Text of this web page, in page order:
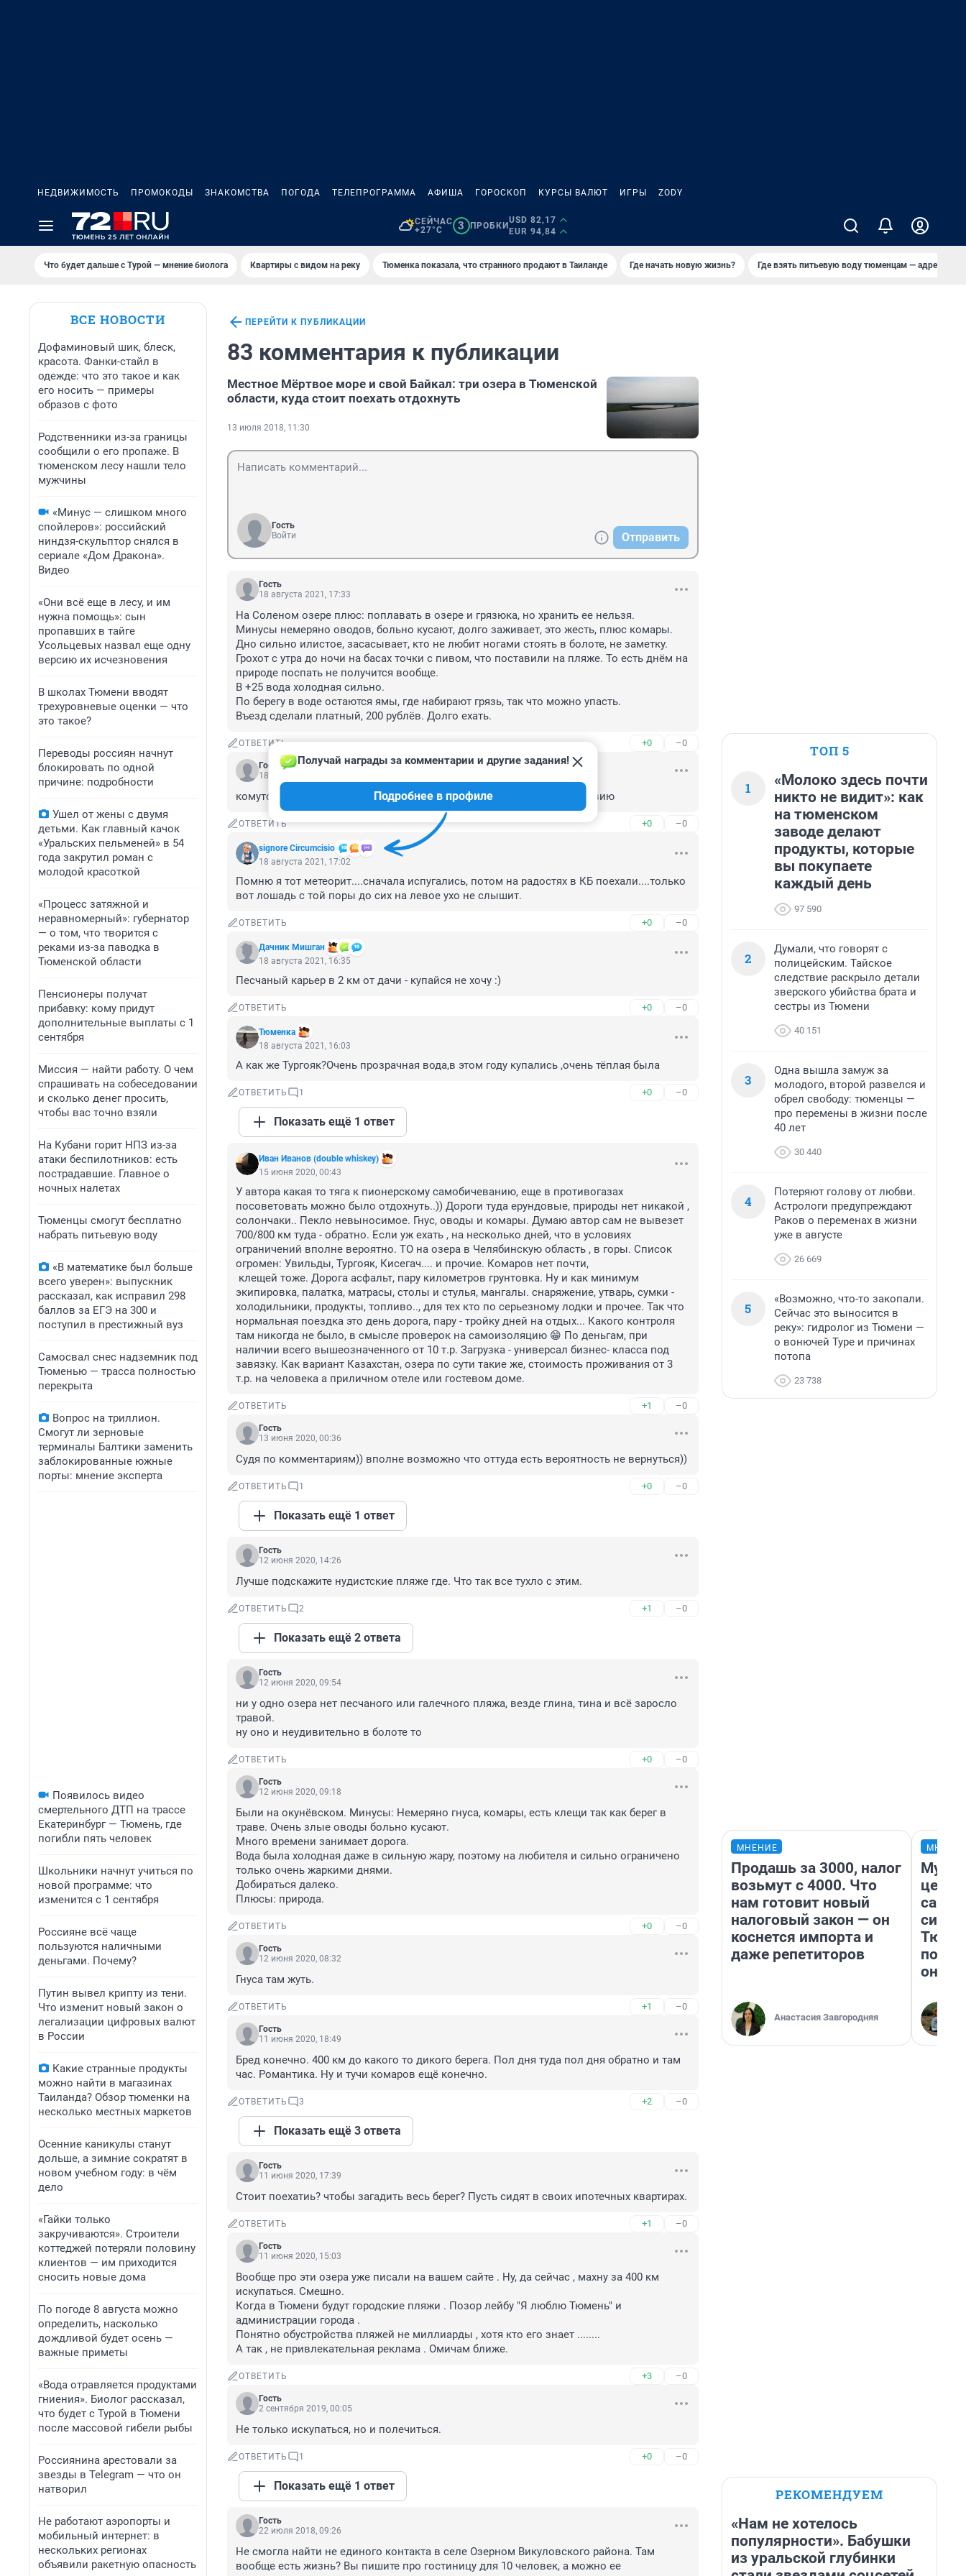
НЕДВИЖИМОСТЬ ПРОМОКОДЫ ЗНАКОМСТВА ПОГОДА ТЕЛЕПРОГРАММА АФИША ГОРОСКОП КУРСЫ ВАЛЮТ ИГРЫ ZODY
СЕЙЧАС
+27°C
3 ПРОБКИ
USD 82,17
EUR 94,84
Что будет дальше с Турой — мнение биолога Квартиры с видом на реку Тюменка показала, что странного продают в Таиланде Где начать новую жизнь? Где взять питьевую воду тюменцам — адреса
ВСЕ НОВОСТИ
Дофаминовый шик, блеск,
красота. Фанки-стайл в
одежде: что это такое и как
его носить — примеры
образов с фото
Родственники из-за границы
сообщили о его пропаже. В
тюменском лесу нашли тело
мужчины
«Минус — слишком много
спойлеров»: российский
ниндзя-скульптор снялся в
сериале «Дом Дракона».
Видео
«Они всё еще в лесу, и им
нужна помощь»: сын
пропавших в тайге
Усольцевых назвал еще одну
версию их исчезновения
В школах Тюмени вводят
трехуровневые оценки — что
это такое?
Переводы россиян начнут
блокировать по одной
причине: подробности
Ушел от жены с двумя
детьми. Как главный качок
«Уральских пельменей» в 54
года закрутил роман с
молодой красоткой
«Процесс затяжной и
неравномерный»: губернатор
— о том, что творится с
реками из-за паводка в
Тюменской области
Пенсионеры получат
прибавку: кому придут
дополнительные выплаты с 1
сентября
Миссия — найти работу. О чем
спрашивать на собеседовании
и сколько денег просить,
чтобы вас точно взяли
На Кубани горит НПЗ из-за
атаки беспилотников: есть
пострадавшие. Главное о
ночных налетах
Тюменцы смогут бесплатно
набрать питьевую воду
«В математике был больше
всего уверен»: выпускник
рассказал, как исправил 298
баллов за ЕГЭ на 300 и
поступил в престижный вуз
Самосвал снес надземник под
Тюменью — трасса полностью
перекрыта
Вопрос на триллион.
Смогут ли зерновые
терминалы Балтики заменить
заблокированные южные
порты: мнение эксперта
Появилось видео
смертельного ДТП на трассе
Екатеринбург — Тюмень, где
погибли пять человек
Школьники начнут учиться по
новой программе: что
изменится с 1 сентября
Россияне всё чаще
пользуются наличными
деньгами. Почему?
Путин вывел крипту из тени.
Что изменит новый закон о
легализации цифровых валют
в России
Какие странные продукты
можно найти в магазинах
Таиланда? Обзор тюменки на
несколько местных маркетов
Осенние каникулы станут
дольше, а зимние сократят в
новом учебном году: в чём
дело
«Гайки только
закручиваются». Строители
коттеджей потеряли половину
клиентов — им приходится
сносить новые дома
По погоде 8 августа можно
определить, насколько
дождливой будет осень —
важные приметы
«Вода отравляется продуктами
гниения». Биолог рассказал,
что будет с Турой в Тюмени
после массовой гибели рыбы
Россиянина арестовали за
звезды в Telegram — что он
натворил
Не работают аэропорты и
мобильный интернет: в
нескольких регионах
объявили ракетную опасность
ПЕРЕЙТИ К ПУБЛИКАЦИИ
83 комментария к публикации
Местное Мёртвое море и свой Байкал: три озера в Тюменской
области, куда стоит поехать отдохнуть
13 июля 2018, 11:30
Гость
Войти
Отправить
Гость
18 августа 2021, 17:33
На Соленом озере плюс: поплавать в озере и грязюка, но хранить ее нельзя.
Минусы немеряно оводов, больно кусают, долго заживает, это жесть, плюс комары.
Дно сильно илистое, засасывает, кто не любит ногами стоять в болоте, не заметку.
Грохот с утра до ночи на басах точки с пивом, что поставили на пляже. То есть днём на
природе поспать не получится вообще.
В +25 вода холодная сильно.
По берегу в воде остаются ямы, где набирают грязь, так что можно упасть.
Въезд сделали платный, 200 рублёв. Долго ехать.
ОТВЕТИТЬ +0 –0
Гость
18 августа 2021, 17:05
комуто полезно там купатся комуто нет надо смотреть по самочувствию
ОТВЕТИТЬ +0 –0
signore Сircumcisio
Получай награды за комментарии и другие задания!
Подробнее в профиле
18 августа 2021, 17:02
Помню я тот метеорит....сначала испугались, потом на радостях в КБ поехали....только
вот лошадь с той поры до сих на левое ухо не слышит.
ОТВЕТИТЬ +0 –0
Дачник Мишган
18 августа 2021, 16:35
Песчаный карьер в 2 км от дачи - купайся не хочу :)
ОТВЕТИТЬ +0 –0
Тюменка
18 августа 2021, 16:03
А как же Тургояк?Очень прозрачная вода,в этом году купались ,очень тёплая была
ОТВЕТИТЬ 1 +0 –0
Показать ещё 1 ответ
Иван Иванов (double whiskey)
15 июня 2020, 00:43
У автора какая то тяга к пионерскому самобичеванию, еще в противогазах
посоветовать можно было отдохнуть..)) Дороги туда ерундовые, природы нет никакой ,
солончаки.. Пекло невыносимое. Гнус, оводы и комары. Думаю автор сам не вывезет
700/800 км туда - обратно. Если уж ехать , на несколько дней, что в условиях
ограничений вполне вероятно. ТО на озера в Челябинскую область , в горы. Список
огромен: Увильды, Тургояк, Кисегач.... и прочие. Комаров нет почти,
экипировка, палатка, матрасы, столы и стулья, мангалы. снаряжение, утварь, сумки -
холодильники, продукты, топливо.., для тех кто по серьезному лодки и прочее. Так что
нормальная поездка это день дорога, пару - тройку дней на отдых... Какого контроля
там никогда не было, в смысле проверок на самоизоляцию 😁 По деньгам, при
наличии всего вышеозначенного от 10 т.р. Загрузка - универсал бизнес- класса под
завязку. Как вариант Казахстан, озера по сути такие же, стоимость проживания от 3
т.р. на человека а приличном отеле или гостевом доме.
ОТВЕТИТЬ +1 –0
Гость
13 июня 2020, 00:36
Судя по комментариям)) вполне возможно что оттуда есть вероятность не вернуться))
ОТВЕТИТЬ 1 +0 –0
Показать ещё 1 ответ
Гость
12 июня 2020, 14:26
Лучше подскажите нудистские пляже где. Что так все тухло с этим.
ОТВЕТИТЬ 2 +1 –0
Показать ещё 2 ответа
Гость
12 июня 2020, 09:54
ни у одно озера нет песчаного или галечного пляжа, везде глина, тина и всё заросло
травой.
ну оно и неудивительно в болоте то
ОТВЕТИТЬ +0 –0
Гость
12 июня 2020, 09:18
Были на окунёвском. Минусы: Немеряно гнуса, комары, есть клещи так как берег в
траве. Очень злые оводы больно кусают.
Много времени занимает дорога.
Вода была холодная даже в сильную жару, поэтому на любителя и сильно ограничено
только очень жаркими днями.
Добираться далеко.
Плюсы: природа.
ОТВЕТИТЬ +0 –0
Гость
12 июня 2020, 08:32
Гнуса там жуть.
ОТВЕТИТЬ +1 –0
Гость
11 июня 2020, 18:49
Бред конечно. 400 км до какого то дикого берега. Пол дня туда пол дня обратно и там
час. Романтика. Ну и тучи комаров ещё конечно.
ОТВЕТИТЬ 3 +2 –0
Показать ещё 3 ответа
Гость
11 июня 2020, 17:39
Стоит поехатиь? чтобы загадить весь берег? Пусть сидят в своих ипотечных квартирах.
ОТВЕТИТЬ +1 –0
Гость
11 июня 2020, 15:03
Вообще про эти озера уже писали на вашем сайте . Ну, да сейчас , махну за 400 км
искупаться. Смешно.
Когда в Тюмени будут городские пляжи . Позор лейбу "Я люблю Тюмень" и
администрации города .
Понятно обустройства пляжей не миллиарды , хотя кто его знает ........
А так , не привлекательная реклама . Омичам ближе.
ОТВЕТИТЬ +3 –0
Гость
2 сентября 2019, 00:05
Не только искупаться, но и полечиться.
ОТВЕТИТЬ 1 +0 –0
Показать ещё 1 ответ
Гость
22 июля 2018, 09:26
Не смогла найти не единого контакта в селе Озерном Викуловского района. Там
вообще есть жизнь? Вы пишите про гостиницу для 10 человек, а можно ее
ТОП 5
1
«Молоко здесь почти
никто не видит»: как
на тюменском
заводе делают
продукты, которые
вы покупаете
каждый день
97 590
2
Думали, что говорят с
полицейским. Тайское
следствие раскрыло детали
зверского убийства брата и
сестры из Тюмени
40 151
3
Одна вышла замуж за
молодого, второй развелся и
обрел свободу: тюменцы —
про перемены в жизни после
40 лет
30 440
4
Потеряют голову от любви.
Астрологи предупреждают
Раков о переменах в жизни
уже в августе
26 669
5
«Возможно, что-то закопали.
Сейчас это выносится в
реку»: гидролог из Тюмени —
о вонючей Туре и причинах
потопа
23 738
МНЕНИЕ
Продашь за 3000, налог
возьмут с 4000. Что
нам готовит новый
налоговый закон — он
коснется импорта и
даже репетиторов
Анастасия Завгородняя
они
РЕКОМЕНДУЕМ
«Нам не хотелось
популярности». Бабушки
из уральской глубинки